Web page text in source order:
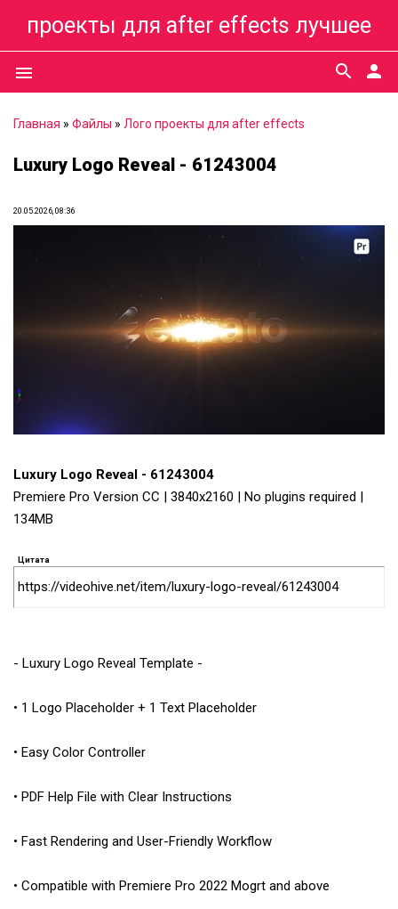
проекты для after effects лучшее
menu person
search
Главная » Файлы » Лого проекты для after effects
Luxury Logo Reveal - 61243004
20.05.2026, 08:36
Luxury Logo Reveal - 61243004
Premiere Pro Version CC | 3840x2160 | No plugins required |
134MB
Цитата
https://videohive.net/item/luxury-logo-reveal/61243004
- Luxury Logo Reveal Template -
• 1 Logo Placeholder + 1 Text Placeholder
• Easy Color Controller
• PDF Help File with Clear Instructions
• Fast Rendering and User-Friendly Workflow
• Compatible with Premiere Pro 2022 Mogrt and above